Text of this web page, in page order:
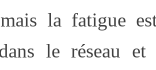
la fatigue
le réseau